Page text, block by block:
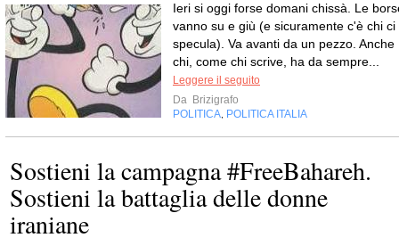
Ieri si oggi forse domani chissà. Le
vanno su e giù (e sicuramente c'è chi ci
specula). Va avanti da un pezzo. Anche
chi, come chi scrive, ha da sempre...
Leggere il seguito
Da Brizigrafo
POLITICA POLITICA ITALIA
Sostieni la campagna #FreeBahareh.
Sostieni la battaglia delle donne
iraniane